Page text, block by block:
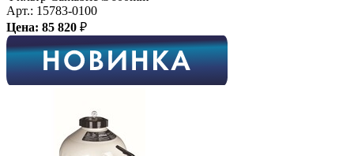
Арт.: 15783-0100
Цена: 85 820 ₽